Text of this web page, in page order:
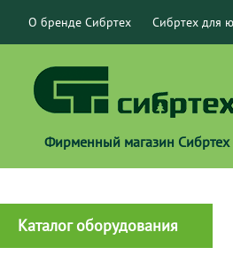
О бренде Сибртех Сибртех для
Фирменный магазин Сибртех
Каталог оборудования